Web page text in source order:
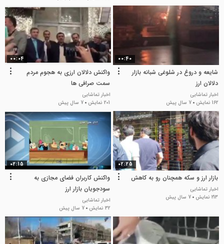
00:40
شایعه و دروغ در شلوغی شبانه بازار
دلالان ارز
اخبار تماشایی
162 نمایش
7 سال پیش
00:04
واکنش دلالان ارزی به هجوم مردم
سمت صرافی ها
اخبار تماشایی
201 نمایش
7 سال پیش
02:25
بازار ارز و سکه همچنان رو به کاهش
اخبار تماشایی
213 نمایش
7 سال پیش
02:15
واکنش کاربران فضای مجازی به
سودجویان بازار ارز
اخبار تماشایی
32 نمایش
7 سال پیش